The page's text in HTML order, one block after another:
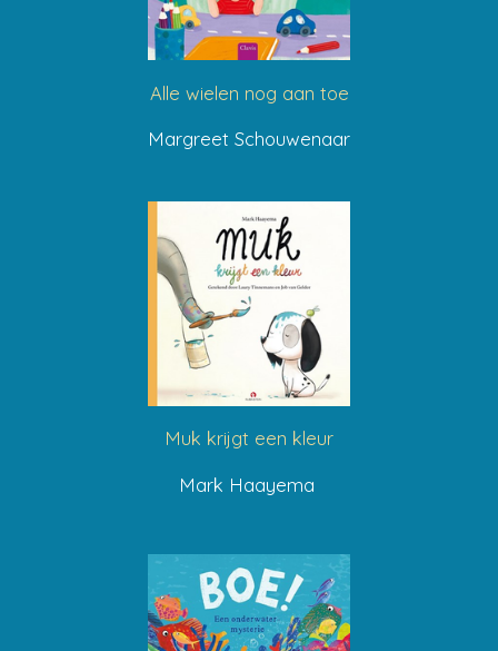
Alle wielen nog aan toe
Margreet Schouwenaar
Muk krijgt een kleur
Mark Haayema